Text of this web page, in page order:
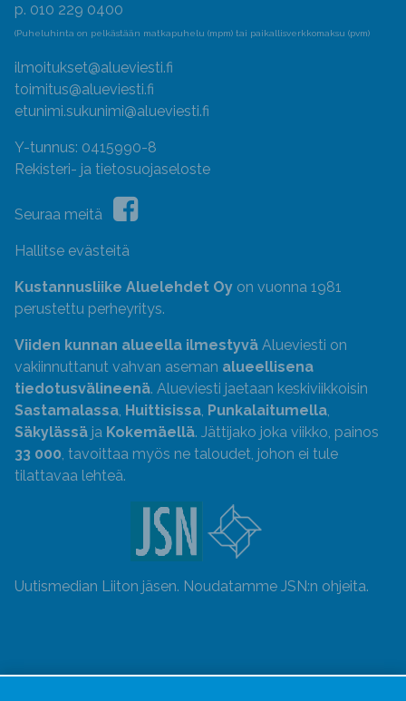
p. 010 229 0400
(Puheluhinta on pelkästään matkapuhelu (mpm) tai paikallisverkkomaksu (pvm)
ilmoitukset@alueviesti.fi
toimitus@alueviesti.fi
etunimi.sukunimi@alueviesti.fi
Y-tunnus: 0415990-8
Rekisteri- ja tietosuojaseloste
Seuraa meitä
Hallitse evästeitä
Kustannusliike Aluelehdet Oy on vuonna 1981
perustettu perheyritys.
Viiden kunnan alueella ilmestyvä Alueviesti on
vakiinnuttanut vahvan aseman alueellisena
tiedotusvälineenä. Alueviesti jaetaan keskiviikkoisin
Sastamalassa, Huittisissa, Punkalaitumella,
Säkylässä ja Kokemäellä. Jättijako joka viikko, painos
33 000, tavoittaa myös ne taloudet, johon ei tule
tilattavaa lehteä.
Uutismedian Liiton jäsen. Noudatamme JSN:n ohjeita.